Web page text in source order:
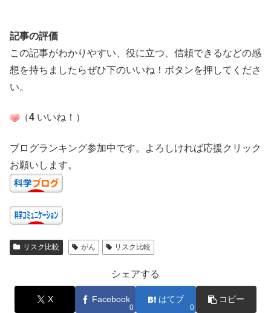
記事の評価
この記事がわかりやすい、役に立つ、信頼できるなどの感
想を持ちましたらぜひ下のいいね！ボタンを押してくださ
い。
（4 いいね！ ）
ブログランキング参加中です。よろしければ応援クリック
お願いします。
リスク比較 がん リスク比較
シェアする
X Facebook
0
はてブ
0
コピー